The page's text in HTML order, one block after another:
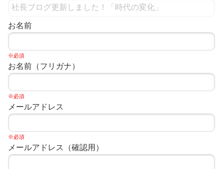
お名前
※必須
お名前（フリガナ）
※必須
メールアドレス
※必須
メールアドレス（確認用）